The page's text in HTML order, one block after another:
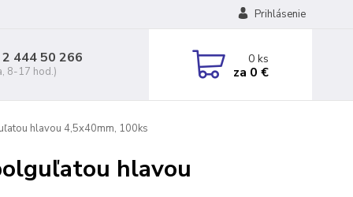
Prihlásenie
444 50 266
8-17 hod.)
0ks
za 0 €
hlavou 4,5x40mm, 100ks
hlavou